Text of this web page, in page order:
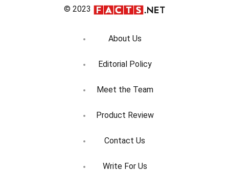
© 2023
About Us
Editorial Policy
Meet the Team
Product Review
Contact Us
Write For Us